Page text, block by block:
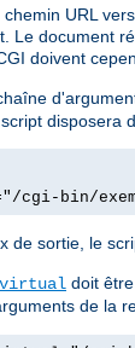
URL
Le document
doivent
disposera
cgi-bin/
de sortie, le
doit
de la